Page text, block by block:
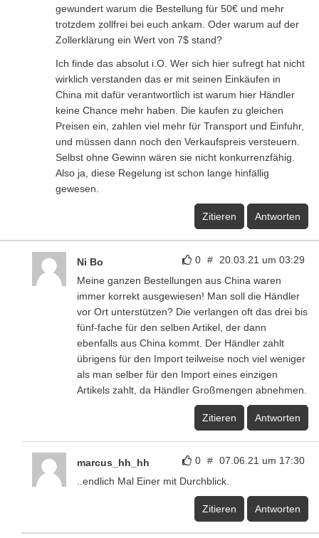
gewundert warum die Bestellung für 50€ und mehr
trotzdem zollfrei bei euch ankam. Oder warum auf der
Zollerklärung ein Wert von 7$ stand?
Ich finde das absolut i.O. Wer sich hier sufregt hat nicht
wirklich verstanden das er mit seinen Einkäufen in
China mit dafür verantwortlich ist warum hier Händler
keine Chance mehr haben. Die kaufen zu gleichen
Preisen ein, zahlen viel mehr für Transport und Einfuhr,
und müssen dann noch den Verkaufspreis versteuern.
Selbst ohne Gewinn wären sie nicht konkurrenzfähig.
Also ja, diese Regelung ist schon lange hinfällig
gewesen.
Zitieren Antworten
0 # 20.03.21 um 03:29
Ni Bo
Meine ganzen Bestellungen aus China waren
immer korrekt ausgewiesen! Man soll die Händler
vor Ort unterstützen? Die verlangen oft das drei bis
fünf-fache für den selben Artikel, der dann
ebenfalls aus China kommt. Der Händler zahlt
übrigens für den Import teilweise noch viel weniger
als man selber für den Import eines einzigen
Artikels zahlt, da Händler Großmengen abnehmen.
Zitieren Antworten
0 # 07.06.21 um 17:30
marcus_hh_hh
..endlich Mal Einer mit Durchblick.
Zitieren Antworten